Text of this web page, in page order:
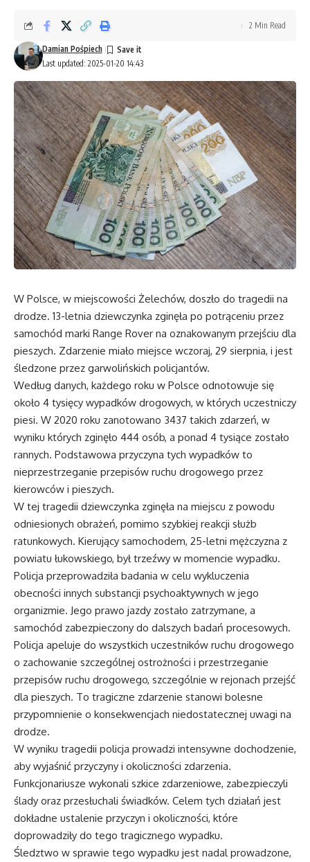
Last updated: 2025-01-20 14:43
Damian Pośpiech
2 Min Read
W Polsce, w miejscowości Żelechów, doszło do tragedii na
drodze. 13-letnia dziewczynka zginęła po potrąceniu przez
samochód marki Range Rover na oznakowanym przejściu dla
pieszych. Zdarzenie miało miejsce wczoraj, 29 sierpnia, i jest
śledzone przez garwolińskich policjantów.
Według danych, każdego roku w Polsce odnotowuje się
około 4 tysięcy wypadków drogowych, w których uczestniczy
piesi. W 2020 roku zanotowano 3437 takich zdarzeń, w
wyniku których zginęło 444 osób, a ponad 4 tysiące zostało
rannych. Podstawowa przyczyna tych wypadków to
nieprzestrzeganie przepisów ruchu drogowego przez
kierowców i pieszych.
W tej tragedii dziewczynka zginęła na miejscu z powodu
odniesionych obrażeń, pomimo szybkiej reakcji służb
ratunkowych. Kierujący samochodem, 25-letni mężczyzna z
powiatu łukowskiego, był trzeźwy w momencie wypadku.
Policja przeprowadziła badania w celu wykluczenia
obecności innych substancji psychoaktywnych w jego
organizmie. Jego prawo jazdy zostało zatrzymane, a
samochód zabezpieczony do dalszych badań procesowych.
Policja apeluje do wszystkich uczestników ruchu drogowego
o zachowanie szczególnej ostrożności i przestrzeganie
przepisów ruchu drogowego, szczególnie w rejonach przejść
dla pieszych. To tragiczne zdarzenie stanowi bolesne
przypomnienie o konsekwencjach niedostatecznej uwagi na
drodze.
W wyniku tragedii policja prowadzi intensywne dochodzenie,
aby wyjaśnić przyczyny i okoliczności zdarzenia.
Funkcjonariusze wykonali szkice zdarzeniowe, zabezpieczyli
ślady oraz przesłuchali świadków. Celem tych działań jest
dokładne ustalenie przyczyn i okoliczności, które
doprowadziły do tego tragicznego wypadku.
Śledztwo w sprawie tego wypadku jest nadal prowadzone,